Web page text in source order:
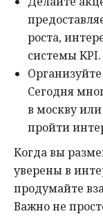
роста,
системы KPI.
Сегодня
в москву
пройти
Когда вы
уверены в
продумайте
Важно не